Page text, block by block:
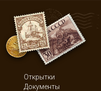
Открытки
Документы